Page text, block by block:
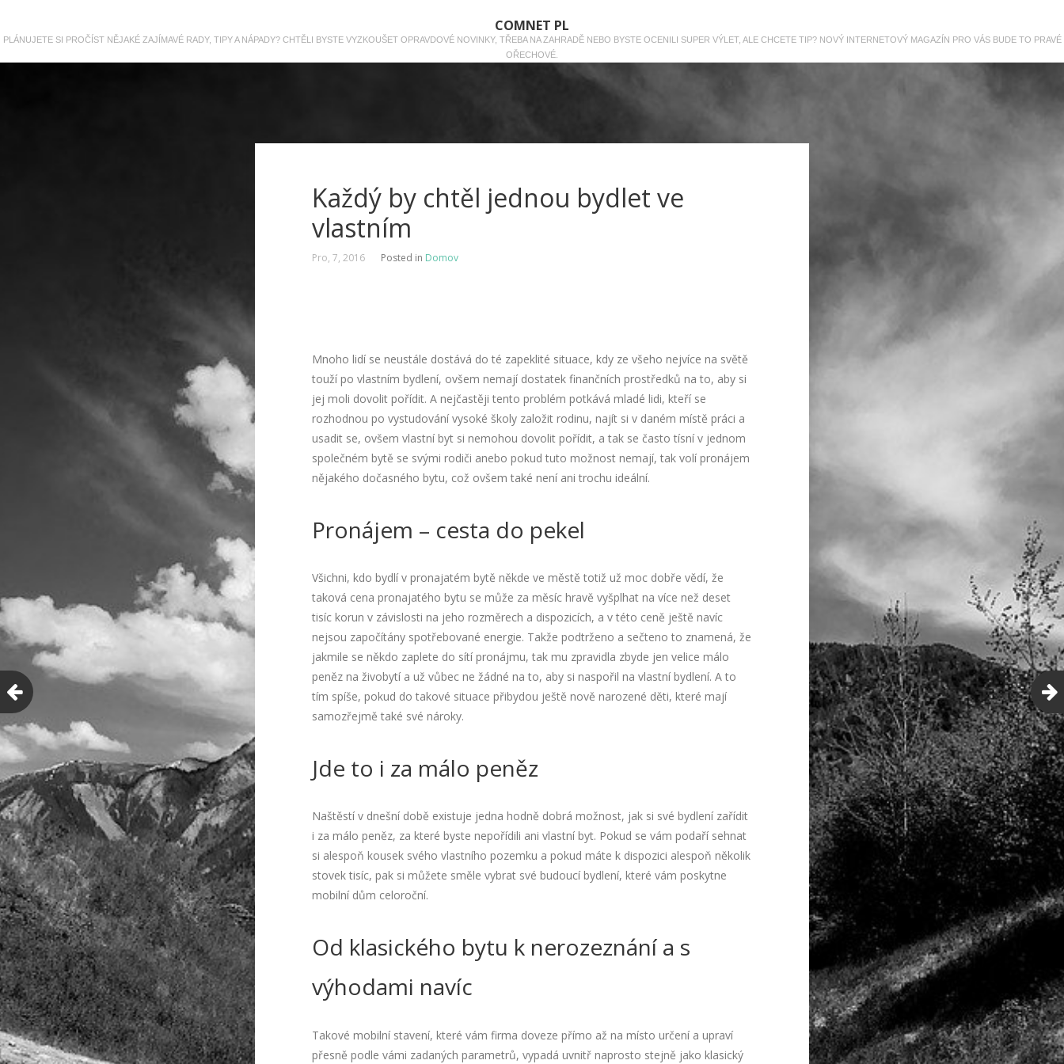
COMNET PL
PLÁNUJETE SI PROČÍST NĚJAKÉ ZAJÍMAVÉ RADY, TIPY A NÁPADY? CHTĚLI BYSTE VYZKOUŠET OPRAVDOVÉ NOVINKY, TŘEBA NA ZAHRADĚ NEBO BYSTE OCENILI SUPER VÝLET, ALE CHCETE TIP? NOVÝ INTERNETOVÝ MAGAZÍN PRO VÁS BUDE TO PRAVÉ
OŘECHOVÉ.
Každý by chtěl jednou bydlet ve
vlastním
Pro, 7, 2016 Posted in Domov
Mnoho lidí se neustále dostává do té zapeklité situace, kdy ze všeho nejvíce na světě
touží po vlastním bydlení, ovšem nemají dostatek finančních prostředků na to, aby si
jej moli dovolit pořídit. A nejčastěji tento problém potkává mladé lidi, kteří se
rozhodnou po vystudování vysoké školy založit rodinu, najít si v daném místě práci a
usadit se, ovšem vlastní byt si nemohou dovolit pořídit, a tak se často tísní v jednom
společném bytě se svými rodiči anebo pokud tuto možnost nemají, tak volí pronájem
nějakého dočasného bytu, což ovšem také není ani trochu ideální.
Pronájem – cesta do pekel
Všichni, kdo bydlí v pronajatém bytě někde ve městě totiž už moc dobře vědí, že
taková cena pronajatého bytu se může za měsíc hravě vyšplhat na více než deset
tisíc korun v závislosti na jeho rozměrech a dispozicích, a v této ceně ještě navíc
nejsou započítány spotřebované energie. Takže podtrženo a sečteno to znamená, že
jakmile se někdo zaplete do sítí pronájmu, tak mu zpravidla zbyde jen velice málo
peněz na živobytí a už vůbec ne žádné na to, aby si naspořil na vlastní bydlení. A to
tím spíše, pokud do takové situace přibydou ještě nově narozené děti, které mají
samozřejmě také své nároky.
Jde to i za málo peněz
Naštěstí v dnešní době existuje jedna hodně dobrá možnost, jak si své bydlení zařídit
i za málo peněz, za které byste nepořídili ani vlastní byt. Pokud se vám podaří sehnat
si alespoň kousek svého vlastního pozemku a pokud máte k dispozici alespoň několik
stovek tisíc, pak si můžete směle vybrat své budoucí bydlení, které vám poskytne
mobilní dům celoroční.
Od klasického bytu k nerozeznání a s
výhodami navíc
Takové mobilní stavení, které vám firma doveze přímo až na místo určení a upraví
přesně podle vámi zadaných parametrů, vypadá uvnitř naprosto stejně jako klasický